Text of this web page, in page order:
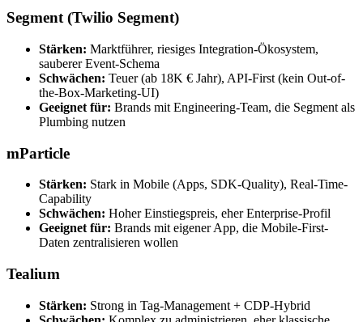
Segment (Twilio Segment)
Stärken: Marktführer, riesiges Integration-Ökosystem,
sauberer Event-Schema
Schwächen: Teuer (ab 18K € Jahr), API-First (kein Out-of-
the-Box-Marketing-UI)
Geeignet für: Brands mit Engineering-Team, die Segment als
Plumbing nutzen
mParticle
Stärken: Stark in Mobile (Apps, SDK-Quality), Real-Time-
Capability
Schwächen: Hoher Einstiegspreis, eher Enterprise-Profil
Geeignet für: Brands mit eigener App, die Mobile-First-
Daten zentralisieren wollen
Tealium
Stärken: Strong in Tag-Management + CDP-Hybrid